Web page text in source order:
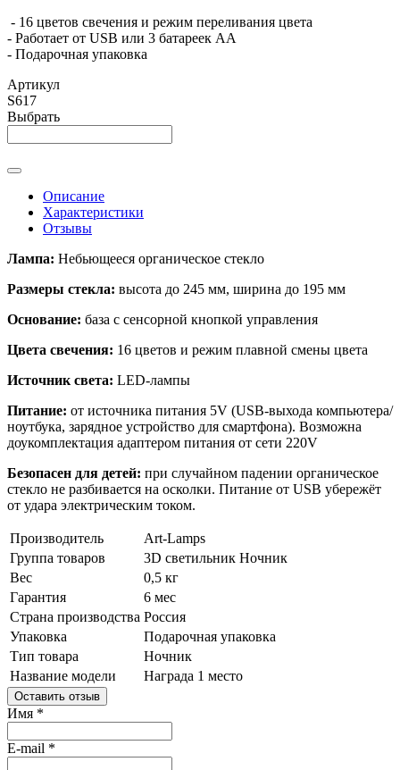
- 16 цветов свечения и режим переливания цвета
- Работает от USB или 3 батареек АА
- Подарочная упаковка
Артикул
S617
Выбрать
Описание
Характеристики
Отзывы
Лампа: Небьющееся органическое стекло
Размеры стекла: высота до 245 мм, ширина до 195 мм
Основание: база с сенсорной кнопкой управления
Цвета свечения: 16 цветов и режим плавной смены цвета
Источник света: LED-лампы
Питание: от источника питания 5V (USB-выхода компьютера/
ноутбука, зарядное устройство для смартфона). Возможна
доукомплектация адаптером питания от сети 220V
Безопасен для детей: при случайном падении органическое
стекло не разбивается на осколки. Питание от USB убережёт
от удара электрическим током.
Производитель
Art-Lamps
Группа товаров
3D светильник Ночник
Вес
0,5 кг
Гарантия
6 мес
Страна производства Россия
Упаковка
Подарочная упаковка
Тип товара
Ночник
Название модели
Награда 1 место
Оставить отзыв
Имя *
E-mail *